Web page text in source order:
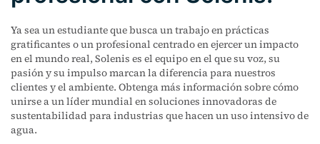
Ya sea un estudiante que busca un trabajo en prácticas
gratificantes o un profesional centrado en ejercer un impacto
en el mundo real, Solenis es el equipo en el que su voz, su
pasión y su impulso marcan la diferencia para nuestros
clientes y el ambiente. Obtenga más información sobre cómo
unirse a un líder mundial en soluciones innovadoras de
sustentabilidad para industrias que hacen un uso intensivo de
agua.